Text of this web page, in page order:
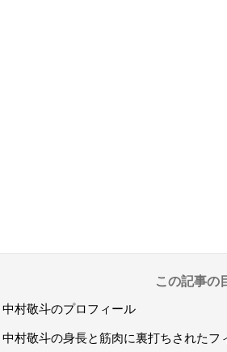
この記事の
中村敬斗のプロフィール
中村敬斗の身長と筋肉に裏打ちされたフ